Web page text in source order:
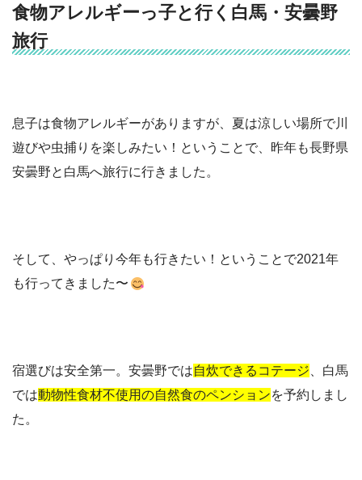
食物アレルギーっ子と行く白馬・安曇野
旅行
息子は食物アレルギーがありますが、夏は涼しい場所で川
遊びや虫捕りを楽しみたい！ということで、昨年も長野県
安曇野と白馬へ旅行に行きました。
そして、やっぱり今年も行きたい！ということで2021年
も行ってきました〜
宿選びは安全第一。安曇野では自炊できるコテージ 、白馬
では動物性食材不使用の自然食のペンションを予約しまし
た。